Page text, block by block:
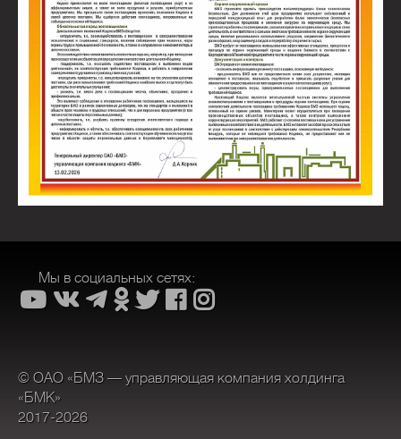
Мы в социальных сетях:
© ОАО «БМЗ — управляющая компания холдинга
«БМК»
2017-2026